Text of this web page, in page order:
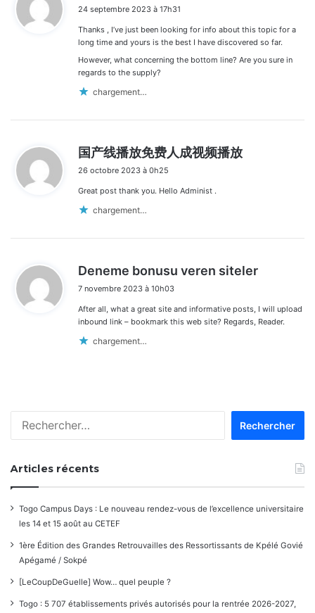
t
:
24 septembre 2023 à 17h31
Thanks , I’ve just been looking for info about this topic for a
long time and yours is the best I have discovered so far.
However, what concerning the bottom line? Are you sure in
regards to the supply?
chargement…
国产线播放免费人成视频播放
26 octobre 2023 à 0h25
Great post thank you. Hello Administ .
chargement…
Deneme bonusu veren siteler
:
7 novembre 2023 à 10h03
After all, what a great site and informative posts, I will upload
inbound link – bookmark this web site? Regards, Reader.
chargement…
Articles récents
Togo Campus Days : Le nouveau rendez-vous de l’excellence universitaire
les 14 et 15 août au CETEF
1ère Édition des Grandes Retrouvailles des Ressortissants de Kpélé Govié
Apégamé / Sokpé
[LeCoupDeGuelle] Wow… quel peuple ?
Togo : 5 707 établissements privés autorisés pour la rentrée 2026-2027,